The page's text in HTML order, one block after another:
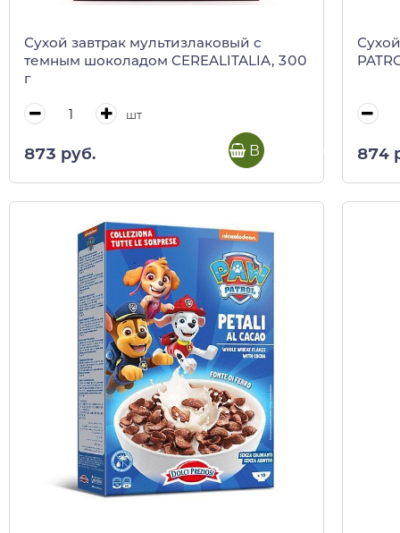
Сухой завтрак мультизлаковый с
темным шоколадом CEREALITALIA, 300
г
шт
873 руб. В корзину 874